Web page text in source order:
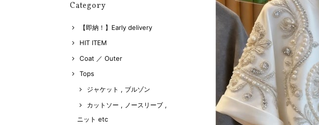
Category
【即納！】Early delivery
HIT ITEM
Coat ／ Outer
Tops
ジャケット , ブルゾン
カットソー , ノースリーブ ,
ニット etc